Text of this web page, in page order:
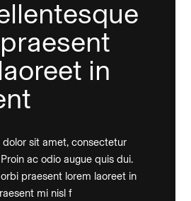
in
sit amet, consectetur
ac odio augue quis dui.
praesent lorem laoreet in
mi nisl f